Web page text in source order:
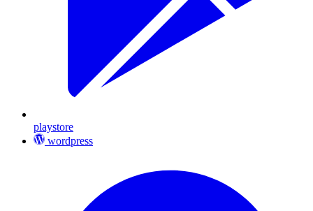
playstore
wordpress